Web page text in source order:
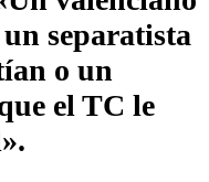
separatista
o un
el TC le